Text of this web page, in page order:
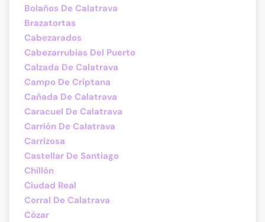
Bolaños De Calatrava
Brazatortas
Cabezarados
Cabezarrubias Del Puerto
Calzada De Calatrava
Campo De Criptana
Cañada De Calatrava
Caracuel De Calatrava
Carrión De Calatrava
Carrizosa
Castellar De Santiago
Chillón
Ciudad Real
Corral De Calatrava
Cózar